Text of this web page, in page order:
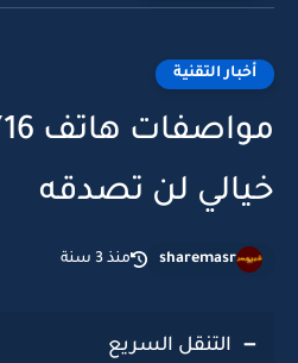
أخبار التقنية
خيالي لن تصدقه
sharemasr منذ 3 سنة
التنقل السريع